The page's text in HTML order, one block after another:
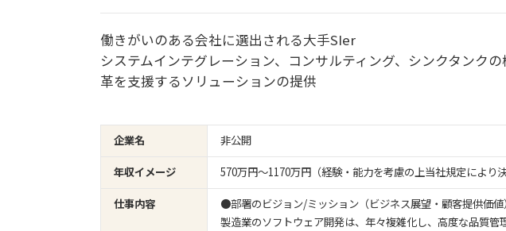
働きがいのある会社に選出される大手SIer
システムインテグレーション、コンサルティング、シンクタンク
革を支援するソリューションの提供
企業名
非公開
年収イメージ
570万円〜1170万円（経験・能力を考慮の上当社規定により決
仕事内容
●部署のビジョン/ミッション（ビジネス展望・顧客提供価値）
製造業のソフトウェア開発は、年々複雑化し、高度な品質管